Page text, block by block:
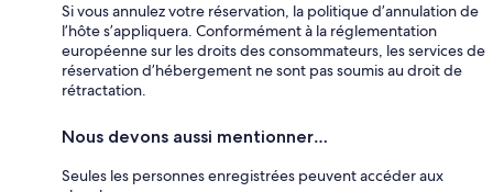
Si vous annulez votre réservation, la politique d’annulation de
l’hôte s’appliquera. Conformément à la réglementation
européenne sur les droits des consommateurs, les services de
réservation d’hébergement ne sont pas soumis au droit de
rétractation.
Nous devons aussi mentionner…
Seules les personnes enregistrées peuvent accéder aux